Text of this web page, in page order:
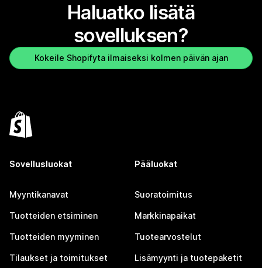
Haluatko lisätä
sovelluksen?
Kokeile Shopifyta ilmaiseksi kolmen päivän ajan
Sovellusluokat
Myyntikanavat
Tuotteiden etsiminen
Tuotteiden myyminen
Tilaukset ja toimitukset
Pääluokat
Suoratoimitus
Markkinapaikat
Tuotearvostelut
Lisämyynti ja tuotepaketit